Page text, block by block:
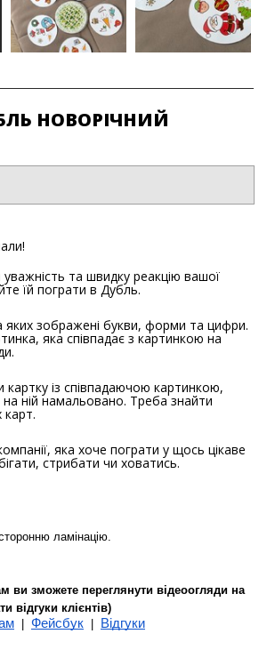
НОВОРІЧНИЙ
та швидку реакцію вашої
їй пограти в Дубль.
яких зображені букви, форми та цифри.
яка співпадає з картинкою на
із співпадаючою картинкою,
ній намальовано. Треба знайти
карт.
яка хоче пограти у щось цікаве
стрибати чи ховатись.
ламінацію.
ви зможете переглянути відеоогляди на
відгуки клієнтів)
Фейсбук Відгуки